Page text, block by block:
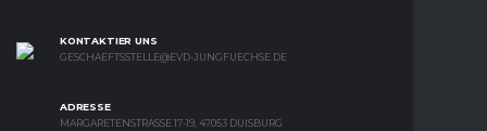
KONTAKTIER UNS
GESCHAEFTSSTELLE@EVD-JUNGFUECHSE.DE
ADRESSE
MARGARETENSTRASSE 17-19, 47053 DUISBURG